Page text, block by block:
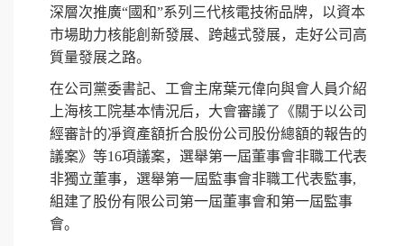
深層次推廣“國和”系列三代核電技術品牌，以資本
市場助力核能創新發展、跨越式發展，走好公司高
質量發展之路。
在公司黨委書記、工會主席葉元偉向與會人員介紹
上海核工院基本情況后，大會審議了《關于以公司
經審計的凈資產額折合股份公司股份總額的報告的
議案》等16項議案，選舉第一屆董事會非職工代表
非獨立董事，選舉第一屆監事會非職工代表監事,
組建了股份有限公司第一屆董事會和第一屆監事
會。